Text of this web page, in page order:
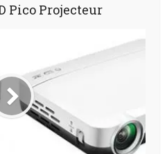
Pico Projecteur